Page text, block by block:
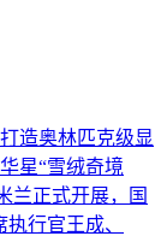
造奥林匹克级显
星“雪绒奇境
兰正式开展，国
行官王成、